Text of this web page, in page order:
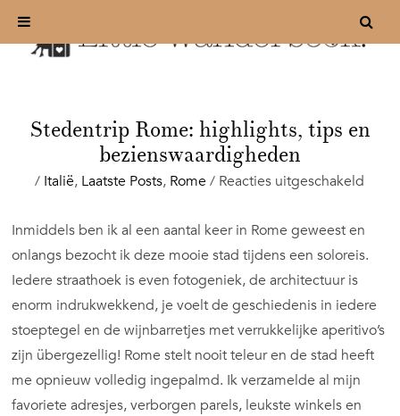
Stedentrip Rome: highlights, tips en
bezienswaardigheden
/ Italië, Laatste Posts, Rome/ Reacties uitgeschakeld
tips
Inmiddels ben ik al een aantal keer in Rome geweest en
onlangs bezocht ik deze mooie stad tijdens een soloreis.
Iedere straathoek is even fotogeniek, de architectuur is
enorm indrukwekkend, je voelt de geschiedenis in iedere
stoeptegel en de wijnbarretjes met verrukkelijke aperitivo’s
zijn übergezellig! Rome stelt nooit teleur en de stad heeft
me opnieuw volledig ingepalmd. Ik verzamelde al mijn
favoriete adresjes, verborgen parels, leukste winkels en